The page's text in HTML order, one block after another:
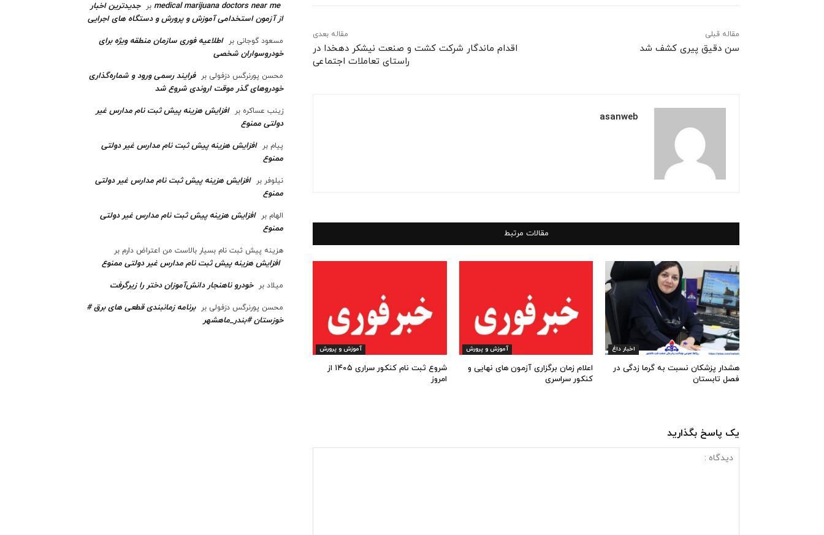
مقاله قبلی
سن دقیق پیری کشف شد
مقاله بعدی
اقدام ماندگار شرکت کشت و صنعت نیشکر دهخدا در
راستای تعاملات اجتماعی
asanweb
مقالات مرتبط
اخبار داغ
هشدار پزشکان نسبت به گرما زدگی در
فصل تابستان
آموزش و پرورش
اعلام زمان برگزاری آزمون های نهایی و
کنکور سراسری
آموزش و پرورش
شروع ثبت نام کنکور سراری ۱۴۰۵ از
امروز
یک پاسخ بگذارید
medical marijuana doctors near me بر
جدیدترین اخبار
از آزمون استخدامی آموزش و پرورش و دستگاه های اجرایی
مسعود گوجانی بر
اطلاعیه فوری سازمان منطقه ویژه برای
خودروسواران شخصی
محسن پورنرگس دزفولی بر
فرایند رسمی ورود و شماره‌گذاری
خودرو‌های گذر موقت اروندی شروع شد
زینب عساکره بر
افزایش هزینه پیش ثبت نام مدارس غیر
دولتی ممنوع
پیام بر
افزایش هزینه پیش ثبت نام مدارس غیر دولتی
ممنوع
نیلوفر بر
افزایش هزینه پیش ثبت نام مدارس غیر دولتی
ممنوع
الهام بر
افزایش هزینه پیش ثبت نام مدارس غیر دولتی
ممنوع
هزینه پیش ثبت نام بسیار بالاست من اعتراض دارم بر
افزایش هزینه پیش ثبت نام مدارس غیر دولتی ممنوع
میلاد بر خودرو ناهنجار دانش‌آموزان دختر را زیرگرفت
محسن پورنرگس دزفولی بر
برنامه زمانبندی قطعی های برق #
خوزستان #بندر_ماهشهر